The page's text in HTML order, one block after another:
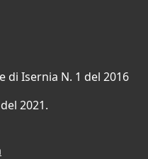
di Isernia N. 1 del 2016
2021.